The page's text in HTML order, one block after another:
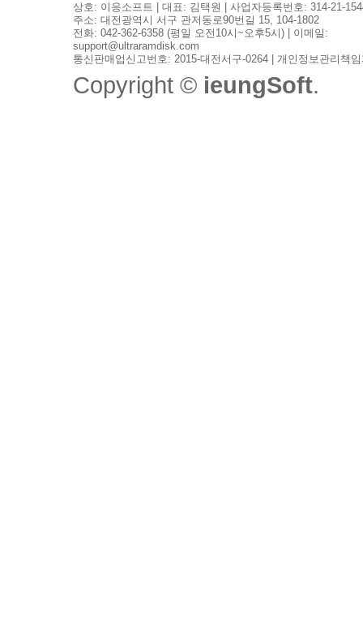
상호: 이응소프트 | 대표: 김택원 | 사업자등록번호: 314-21-
주소: 대전광역시 서구 관저동로90번길 15, 104-1802
전화: 042-362-6358 (평일 오전10시~오후5시) | 이메일:
support@ultraramdisk.com
통신판매업신고번호: 2015-대전서구-0264 | 개인정보관리책
Copyright © ieungSoft.